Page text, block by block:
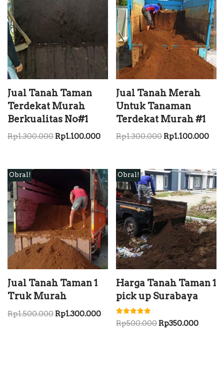
Jual Tanah Taman
Terdekat Murah
Berkualitas No#1
Rp1.300.000 Rp1.100.000
Jual Tanah Merah
Untuk Tanaman
Terdekat Murah #1
Rp1.300.000 Rp1.100.000
Obral!
Jual Tanah Taman 1
Truk Murah
Rp1.500.000 Rp1.300.000
Obral!
Harga Tanah Taman 1
pick up Surabaya
Dinilai
5.00
Rp500.000 Rp350.000